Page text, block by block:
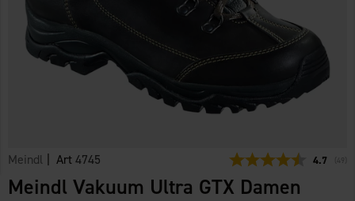
Meindl | Art4745 4.7 49
Meindl Vakuum Ultra GTX Damen